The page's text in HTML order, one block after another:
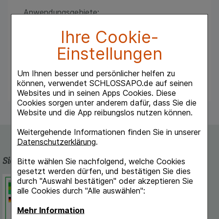
Ihre Cookie-
Einstellungen
Um Ihnen besser und persönlicher helfen zu
können, verwendet SCHLOSSAPO.de auf seinen
Websites und in seinen Apps Cookies. Diese
Cookies sorgen unter anderem dafür, dass Sie die
Website und die App reibungslos nutzen können.
Weitergehende Informationen finden Sie in unserer
Datenschutzerklärung.
Bitte wählen Sie nachfolgend, welche Cookies
gesetzt werden dürfen, und bestätigen Sie dies
durch "Auswahl bestätigen" oder akzeptieren Sie
alle Cookies durch "Alle auswählen":
Mehr Information
Anwendungsgebiete:
(Vitamin E 1000): Behandlung eines Vitamin-E-
Dosierung:
1 x 1
Sicherheit und Qualität
Schlossapo.de ist registriert beim
Deutschen Institut für Medizinische